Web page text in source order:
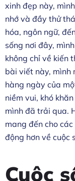
xinh đẹp này,
nhớ và đầy thử
hóa, ngôn ngữ,
sống nơi đây,
không chỉ về kiến
bài viết này, mình
hàng ngày của
niềm vui, khó
mình đã trải qua.
mang đến cho
động hơn về cuộc
Cuộc